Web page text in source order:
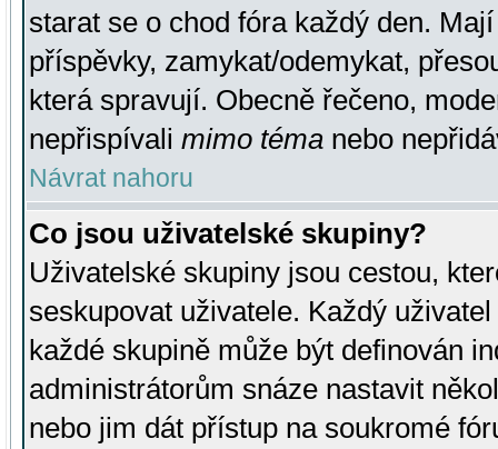
starat se o chod fóra každý den.
příspěvky, zamykat/odemykat,
která spravují. Obecně řečeno,
nepřispívali mimo téma nebo
Návrat nahoru
Co jsou uživatelské skupiny?
Uživatelské skupiny jsou cestou,
seskupovat uživatele. Každý
každé skupině může být definován
administrátorům snáze nastavit
nebo jim dát přístup na soukromé